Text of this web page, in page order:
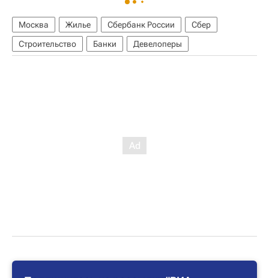
Москва Жилье Сбербанк России
Сбер
Строительство
Банки Девелоперы